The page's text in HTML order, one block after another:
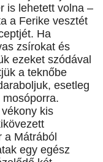
is lehetett volna –
a Ferike vesztét
Ha
zsírokat és
ezeket szódával
a teknőbe
esetleg
kis
a Mátrából
egy egész